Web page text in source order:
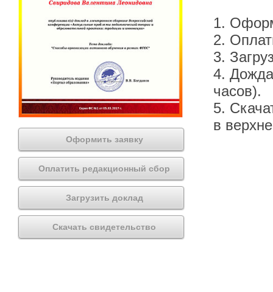
Оформить заявку
Оплатить редакционный сбор
Загрузить доклад
Скачать свидетельство
1.
2.
3.
4.
часов).
5.
в